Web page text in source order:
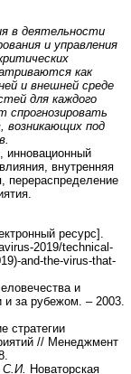
в деятельности
и управления
как
и внешней среде
для каждого
спрогнозировать
возникающих под
инновационный
внутренняя
перераспределение
ресурс].
2019/technical-
and-the-virus-that-
и
за рубежом. – 2003.
стратегии
// Менеджмент
Новаторская